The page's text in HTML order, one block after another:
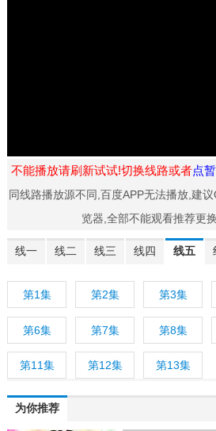
不能播放请刷新试试!切换线路或者点
同线路播放源不同,百度APP无法播放,建
览器,全部不能观看推荐更
线一 线二 线三 线四 线五
第1集 第2集 第3集
第6集 第7集 第8集
第11集 第12集 第13集
为你推荐